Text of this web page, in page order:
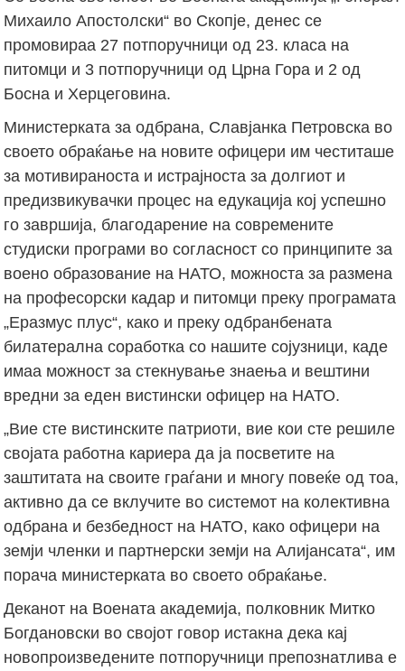
Михаило Апостолски“ во Скопје, денес се
промовираа 27 потпоручници од 23. класа на
питомци и 3 потпоручници од Црна Гора и 2 од
Босна и Херцеговина.
Министерката за одбрана, Славјанка Петровска во
своето обраќање на новите офицери им честиташе
за мотивираноста и истрајноста за долгиот и
предизвикувачки процес на едукација кој успешно
го завршија, благодарение на современите
студиски програми во согласност со принципите за
воено образование на НАТО, можноста за размена
на професорски кадар и питомци преку програмата
„Еразмус плус“, како и преку одбранбената
билатерална соработка со нашите сојузници, каде
имаа можност за стекнување знаења и вештини
вредни за еден вистински офицер на НАТО.
„Вие сте вистинските патриоти, вие кои сте решиле
својата работна кариера да ја посветите на
заштитата на своите граѓани и многу повеќе од тоа,
активно да се вклучите во системот на колективна
одбрана и безбедност на НАТО, како офицери на
земји членки и партнерски земји на Алијансата“, им
порача министерката во своето обраќање.
Деканот на Воената академија, полковник Митко
Богдановски во својот говор истакна дека кај
новопроизведените потпоручници препознатлива е